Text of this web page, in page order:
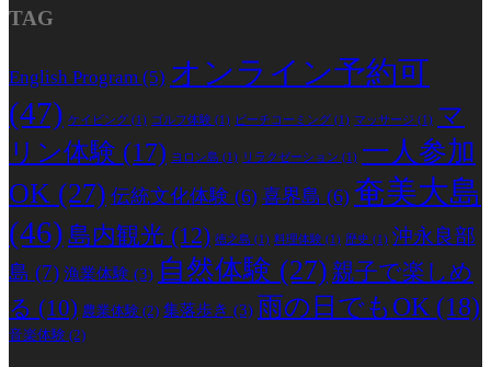
TAG
English Program (5) オンライン予約可
(47) ケイビング (1) ゴルフ体験 (1) ビーチコーミング (1) マッサージ (1) マ
リン体験 (17) ヨロン島 (1) リラクゼーション (1) 一人参加
OK (27) 伝統文化体験 (6) 喜界島 (6) 奄美大島
(46) 島内観光 (12) 徳之島 (1) 料理体験 (1) 歴史 (1) 沖永良部
島 (7) 漁業体験 (3) 自然体験 (27) 親子で楽しめ
る (10) 農業体験 (2) 集落歩き (3) 雨の日でもOK (18)
音楽体験 (2)